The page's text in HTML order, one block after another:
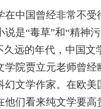
在中国曾经非常不
说是“毒草”和“精神
久远的年代，中国
学院贾立元老师曾
幻文学作家。在欧
他们看来纯文学要